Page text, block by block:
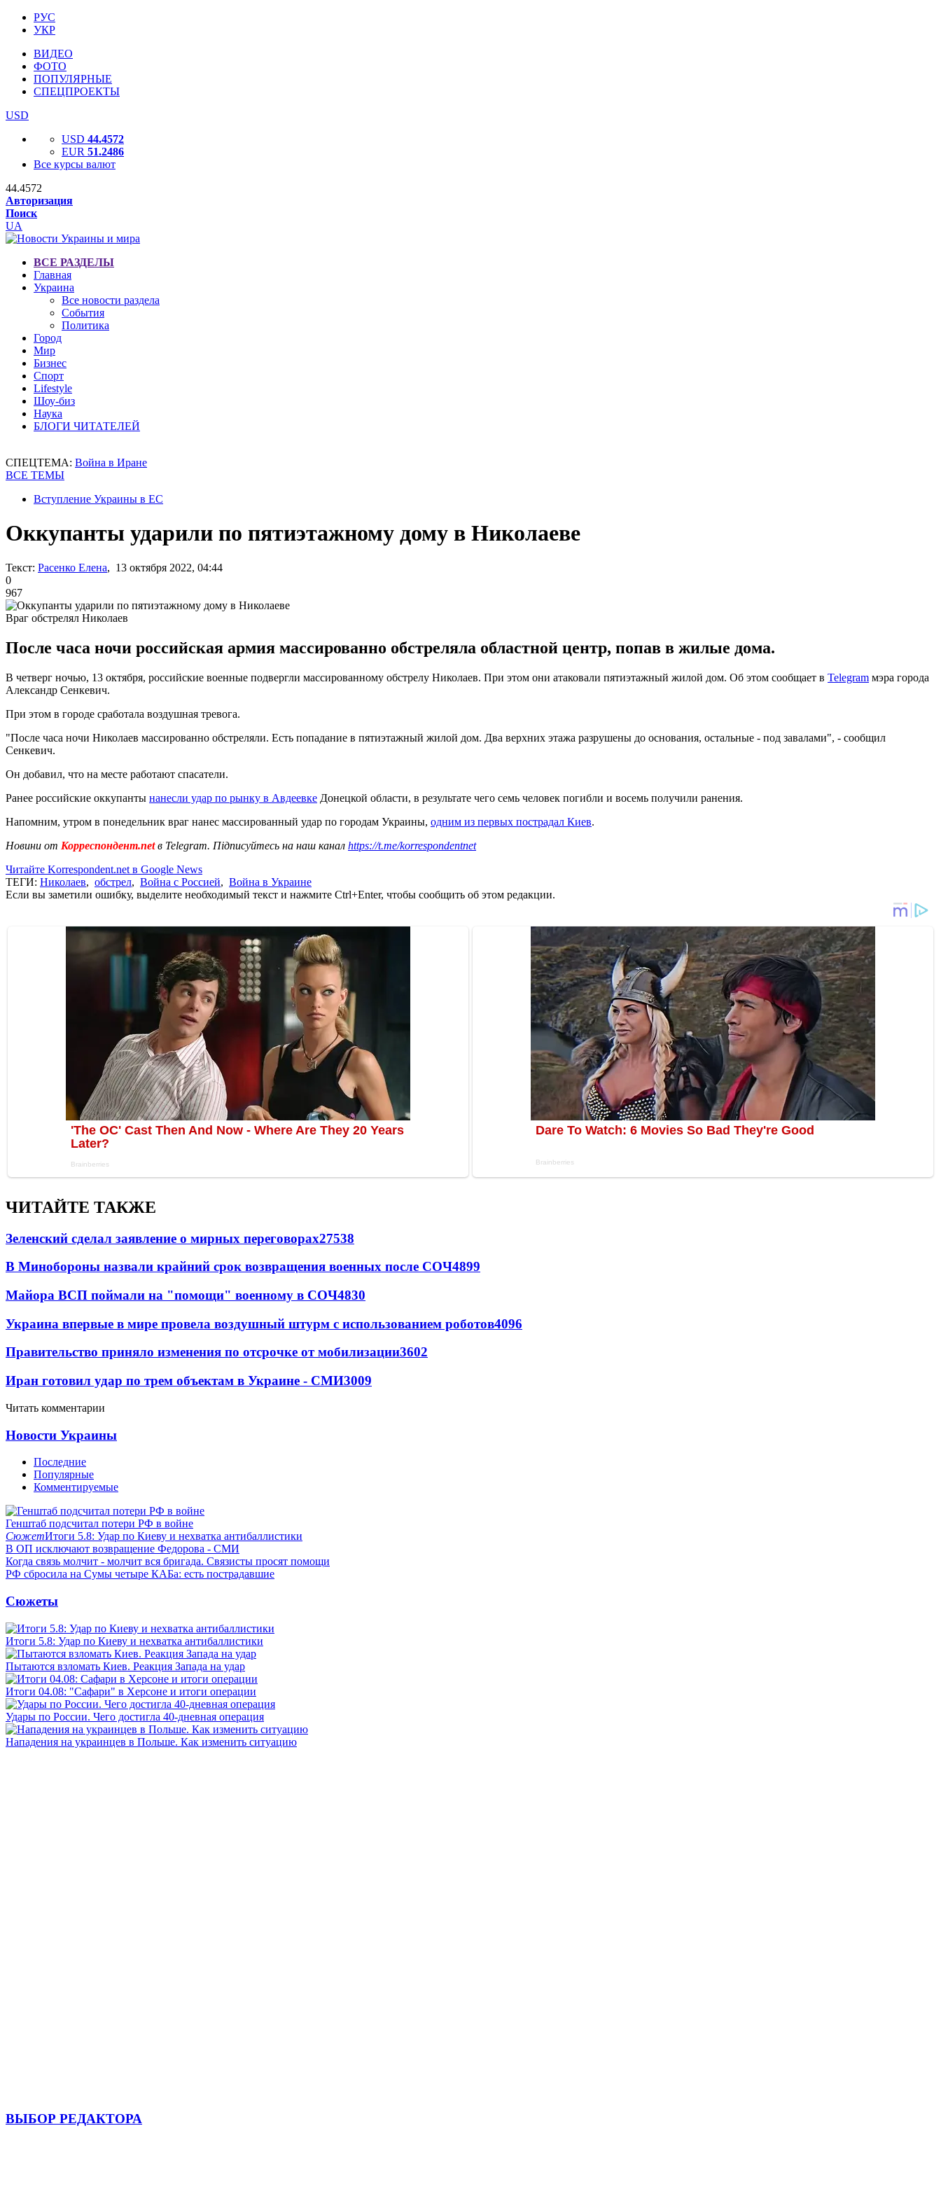
РУС
УКР
ВИДЕО
ФОТО
ПОПУЛЯРНЫЕ
СПЕЦПРОЕКТЫ
USD
USD 44.4572
EUR 51.2486
Все курсы валют
44.4572
Авторизация
Поиск
UA
ВСЕ РАЗДЕЛЫ
Главная
Украина
Все новости раздела
События
Политика
Город
Мир
Бизнес
Спорт
Lifestyle
Шоу-биз
Наука
БЛОГИ ЧИТАТЕЛЕЙ
СПЕЦТЕМА: Война в Иране
ВСЕ ТЕМЫ
Вступление Украины в ЕС
Оккупанты ударили по пятиэтажному дому в Николаеве
Текст: Расенко Елена, 13 октября 2022, 04:44
0
967
Враг обстрелял Николаев
После часа ночи российская армия массированно обстреляла областной центр, попав в жилые дома.
В четверг ночью, 13 октября, российские военные подвергли массированному обстрелу Николаев. При этом они атаковали пятиэтажный жилой дом. Об этом сообщает в Telegram мэра города
Александр Сенкевич.
При этом в городе сработала воздушная тревога.
"После часа ночи Николаев массированно обстреляли. Есть попадание в пятиэтажный жилой дом. Два верхних этажа разрушены до основания, остальные - под завалами", - сообщил
Сенкевич.
Он добавил, что на месте работают спасатели.
Ранее российские оккупанты нанесли удар по рынку в Авдеевке Донецкой области, в результате чего семь человек погибли и восемь получили ранения.
Напомним, утром в понедельник враг нанес массированный удар по городам Украины, одним из первых пострадал Киев.
Новини от Корреспондент.netв Telegram. Підписуйтесь на наш канал https://t.me/korrespondentnet
Читайте Korrespondent.net в Google News
ТЕГИ: Николаев, обстрел, Война с Россией, Война в Украине
Если вы заметили ошибку, выделите необходимый текст и нажмите Ctrl+Enter, чтобы сообщить об этом редакции.
ЧИТАЙТЕ ТАКЖЕ
Зеленский сделал заявление о мирных переговорах27538
В Минобороны назвали крайний срок возвращения военных после СОЧ4899
Майора ВСП поймали на "помощи" военному в СОЧ4830
Украина впервые в мире провела воздушный штурм с использованием роботов4096
Правительство приняло изменения по отсрочке от мобилизации3602
Иран готовил удар по трем объектам в Украине - СМИ3009
Читать комментарии
Новости Украины
Последние
Популярные
Комментируемые
Генштаб подсчитал потери РФ в войне
СюжетИтоги 5.8: Удар по Киеву и нехватка антибаллистики
В ОП исключают возвращение Федорова - СМИ
Когда связь молчит - молчит вся бригада. Связисты просят помощи
РФ сбросила на Сумы четыре КАБа: есть пострадавшие
Сюжеты
Итоги 5.8: Удар по Киеву и нехватка антибаллистики
Пытаются взломать Киев. Реакция Запада на удар
Итоги 04.08: "Сафари" в Херсоне и итоги операции
Удары по России. Чего достигла 40-дневная операция
Нападения на украинцев в Польше. Как изменить ситуацию
ВЫБОР РЕДАКТОРА